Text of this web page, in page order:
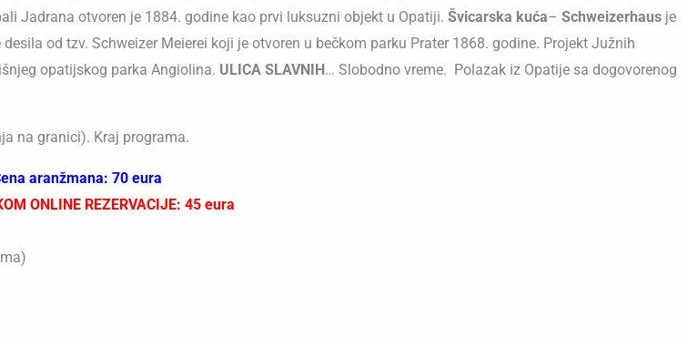
Jadrana otvoren je 1884. godine kao prvi luksuzni objekt u Opatiji. Švicarska kuća– Schweizerhaus je
od tzv. Schweizer Meierei koji je otvoren u bečkom parku Prater 1868. godine. Projekt Južnih
opatijskog parka Angiolina. ULICA SLAVNIH… Slobodno vreme. Polazak iz Opatije sa dogovorenog
na granici). Kraj programa.
aranžmana: 70 eura
ONLINE REZERVACIJE: 45 eura